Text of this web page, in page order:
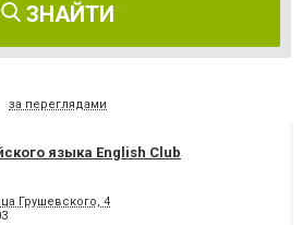
ЗНАЙТИ
за переглядами
языка English Club
Грушевского, 4